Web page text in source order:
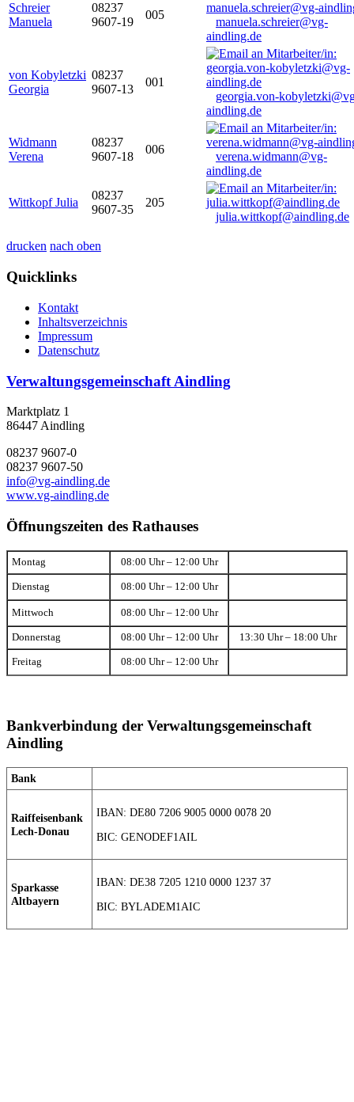
Schreier
Manuela
08237
9607-19
005
manuela.schreier@vg-
aindling.de
von Kobyletzki
Georgia
08237
9607-13
001
georgia.von-
aindling.de
Widmann
Verena
08237
9607-18
006
verena.widmann@vg-
aindling.de
Wittkopf Julia
08237
9607-35
205
julia.wittkopf@aindling.de
drucken nach oben
Quicklinks
Kontakt
Inhaltsverzeichnis
Impressum
Datenschutz
Verwaltungsgemeinschaft Aindling
Marktplatz 1
86447 Aindling
08237 9607-0
08237 9607-50
info@vg-aindling.de
www.vg-aindling.de
Öffnungszeiten des Rathauses
Montag 08:00 Uhr – 12:00 Uhr
Dienstag 08:00 Uhr – 12:00 Uhr
Mittwoch 08:00 Uhr – 12:00 Uhr
Donnerstag 08:00 Uhr – 12:00 Uhr 13:30 Uhr – 18:00 Uhr
Freitag 08:00 Uhr – 12:00 Uhr
Bankverbindung der Verwaltungsgemeinschaft
Aindling
Bank
Raiffeisenbank
Lech-Donau
IBAN: DE80 7206 9005 0000 0078 20
BIC: GENODEF1AIL
Sparkasse
Altbayern
IBAN: DE38 7205 1210 0000 1237 37
BIC: BYLADEM1AIC